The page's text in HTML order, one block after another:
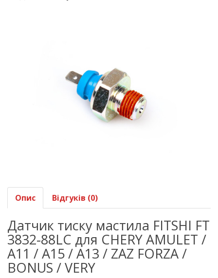
Опис Відгуків (0)
Датчик тиску мастила FITSHI FT
3832-88LC для CHERY AMULET /
A11 / A15 / A13 / ZAZ FORZA /
BONUS / VERY